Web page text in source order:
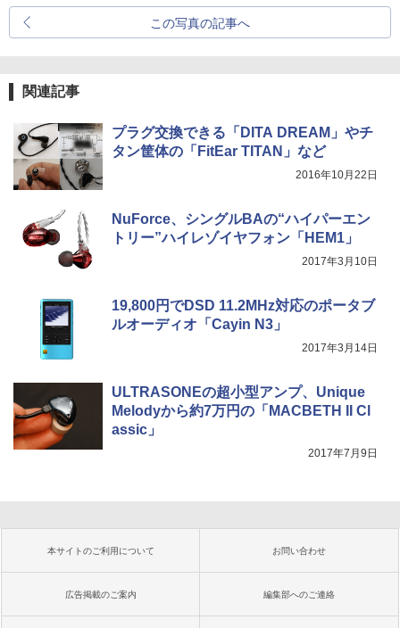
この写真の記事へ
関連記事
プラグ交換できる「DITA DREAM」やチ
タン筐体の「FitEar TITAN」など
2016年10月22日
NuForce、シングルBAの“ハイパーエン
トリー”ハイレゾイヤフォン「HEM1」
2017年3月10日
19,800円でDSD 11.2MHz対応のポータブ
ルオーディオ「Cayin N3」
2017年3月14日
ULTRASONEの超小型アンプ、Unique
Melodyから約7万円の「MACBETH II Cl
assic」
2017年7月9日
本サイトのご利用について お問い合わせ
広告掲載のご案内 編集部へのご連絡